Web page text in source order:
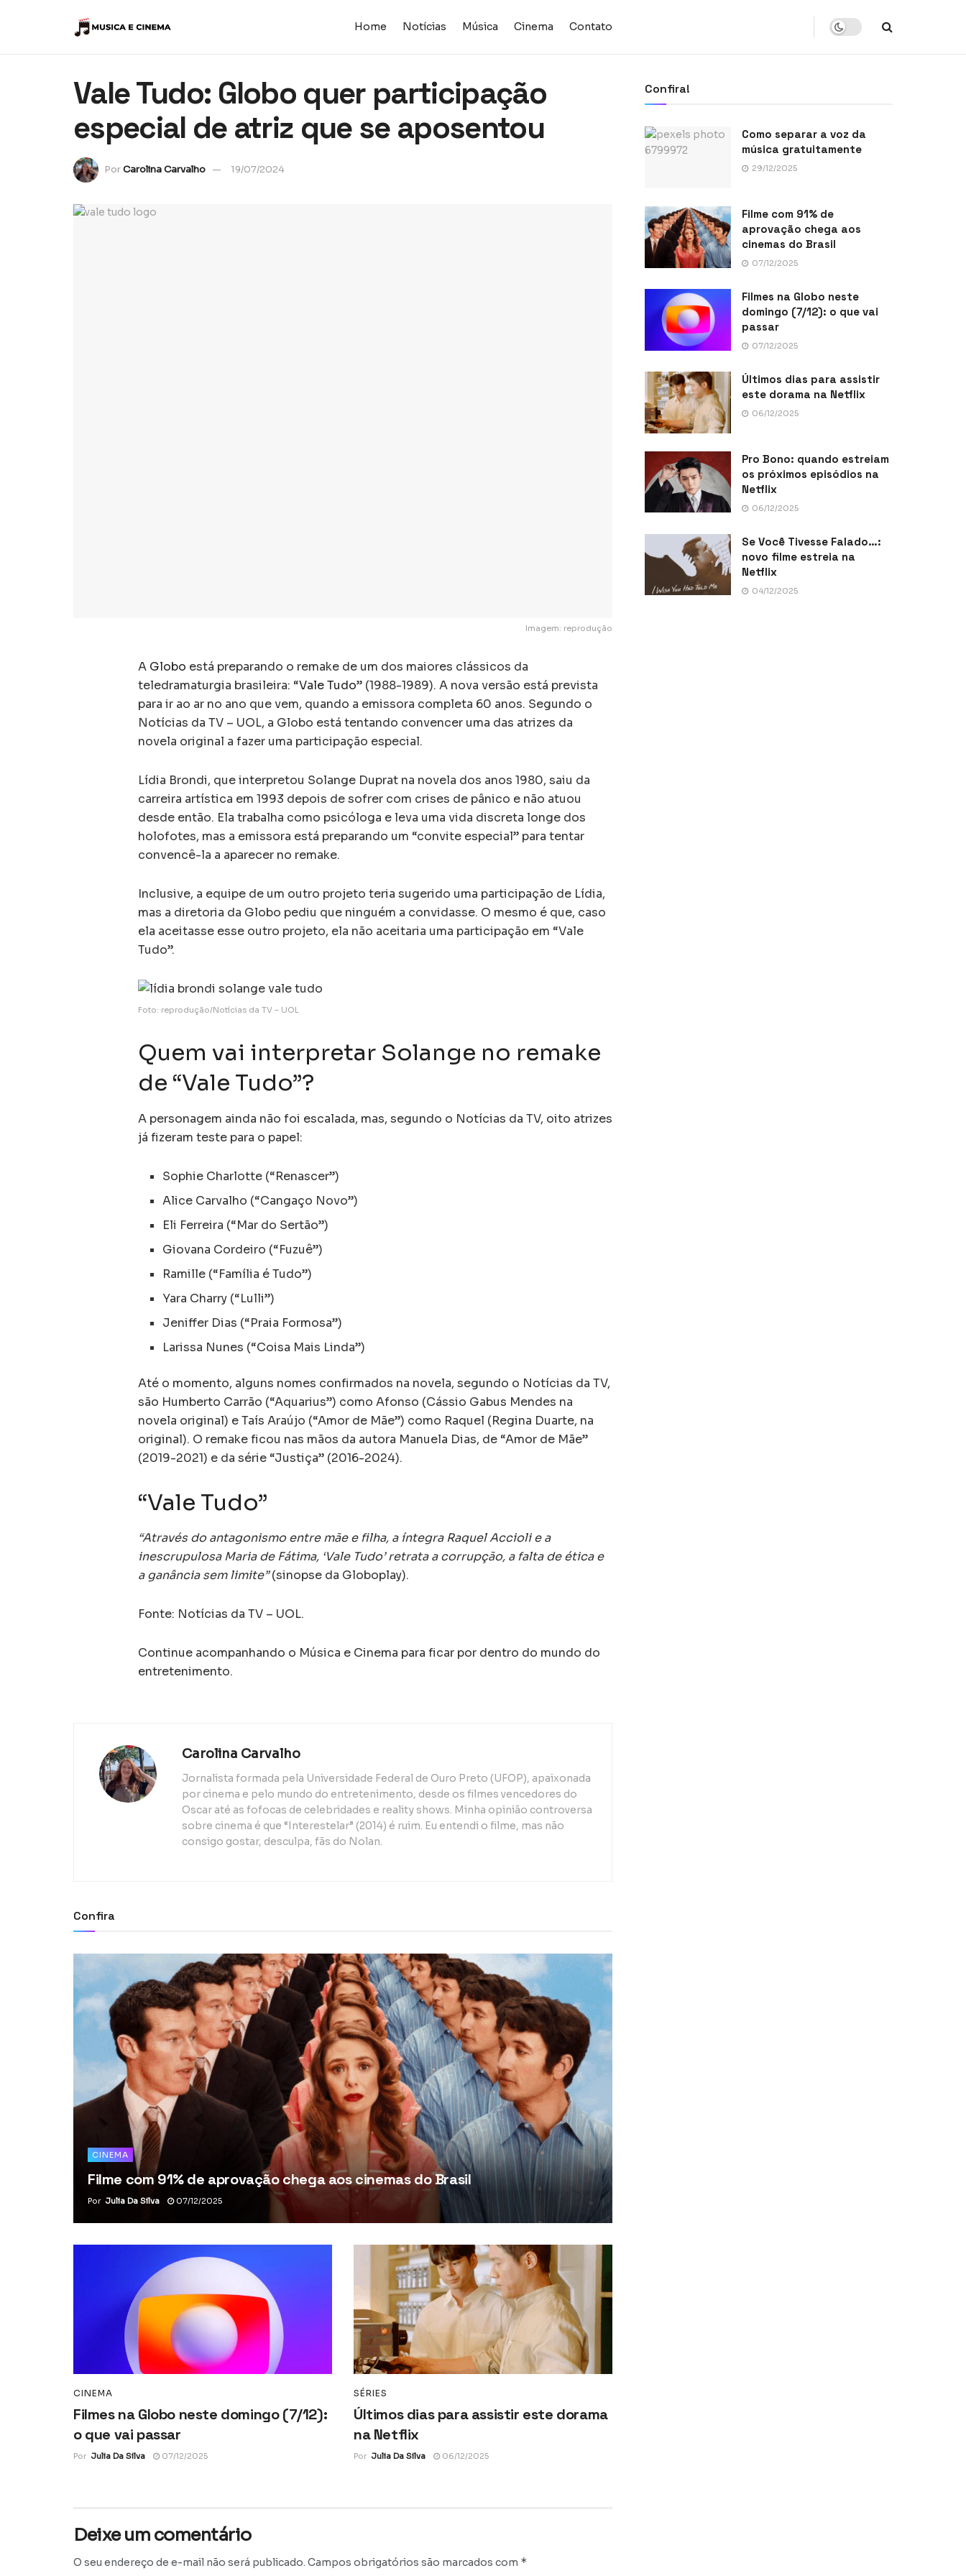
Home Notícias Música Cinema Contato
Vale Tudo: Globo quer participação
especial de atriz que se aposentou
PorCarolina Carvalho 19/07/2024
Imagem: reprodução
A Globo está preparando o remake de um dos maiores clássicos da
teledramaturgia brasileira: “Vale Tudo” (1988-1989). A nova versão está prevista
para ir ao ar no ano que vem, quando a emissora completa 60 anos. Segundo o
Notícias da TV – UOL, a Globo está tentando convencer uma das atrizes da
novela original a fazer uma participação especial.
Lídia Brondi, que interpretou Solange Duprat na novela dos anos 1980, saiu da
carreira artística em 1993 depois de sofrer com crises de pânico e não atuou
desde então. Ela trabalha como psicóloga e leva uma vida discreta longe dos
holofotes, mas a emissora está preparando um “convite especial” para tentar
convencê-la a aparecer no remake.
Inclusive, a equipe de um outro projeto teria sugerido uma participação de Lídia,
mas a diretoria da Globo pediu que ninguém a convidasse. O mesmo é que, caso
ela aceitasse esse outro projeto, ela não aceitaria uma participação em “Vale
Tudo”.
Foto: reprodução/Notícias da TV – UOL
Quem vai interpretar Solange no remake
de “Vale Tudo”?
A personagem ainda não foi escalada, mas, segundo o Notícias da TV, oito atrizes
já fizeram teste para o papel:
Sophie Charlotte (“Renascer”)
Alice Carvalho (“Cangaço Novo”)
Eli Ferreira (“Mar do Sertão”)
Giovana Cordeiro (“Fuzuê”)
Ramille (“Família é Tudo”)
Yara Charry (“Lulli”)
Jeniffer Dias (“Praia Formosa”)
Larissa Nunes (“Coisa Mais Linda”)
Até o momento, alguns nomes confirmados na novela, segundo o Notícias da TV,
são Humberto Carrão (“Aquarius”) como Afonso (Cássio Gabus Mendes na
novela original) e Taís Araújo (“Amor de Mãe”) como Raquel (Regina Duarte, na
original). O remake ficou nas mãos da autora Manuela Dias, de “Amor de Mãe”
(2019-2021) e da série “Justiça” (2016-2024).
“Vale Tudo”
“Através do antagonismo entre mãe e filha, a íntegra Raquel Accioli e a
inescrupulosa Maria de Fátima, ‘Vale Tudo’ retrata a corrupção, a falta de ética e
a ganância sem limite”(sinopse da Globoplay).
Fonte: Notícias da TV – UOL.
Continue acompanhando o Música e Cinema para ficar por dentro do mundo do
entretenimento.
Carolina Carvalho
Jornalista formada pela Universidade Federal de Ouro Preto (UFOP), apaixonada
por cinema e pelo mundo do entretenimento, desde os filmes vencedores do
Oscar até as fofocas de celebridades e reality shows. Minha opinião controversa
sobre cinema é que “Interestelar” (2014) é ruim. Eu entendi o filme, mas não
consigo gostar, desculpa, fãs do Nolan.
Confira
CINEMA
Filme com 91% de aprovação chega aos cinemas do Brasil
Por Julia Da Silva 07/12/2025
CINEMA
Filmes na Globo neste domingo (7/12):
o que vai passar
Por Julia Da Silva 07/12/2025
SÉRIES
Últimos dias para assistir este dorama
na Netflix
Por Julia Da Silva 06/12/2025
Deixe um comentário
O seu endereço de e-mail não será publicado. Campos obrigatórios são marcados com *
Confira!
Como separar a voz da
música gratuitamente
29/12/2025
Filme com 91% de
aprovação chega aos
cinemas do Brasil
07/12/2025
Filmes na Globo neste
domingo (7/12): o que vai
passar
07/12/2025
Últimos dias para assistir
este dorama na Netflix
06/12/2025
Pro Bono: quando estreiam
os próximos episódios na
Netflix
06/12/2025
Se Você Tivesse Falado…:
novo filme estreia na
Netflix
04/12/2025